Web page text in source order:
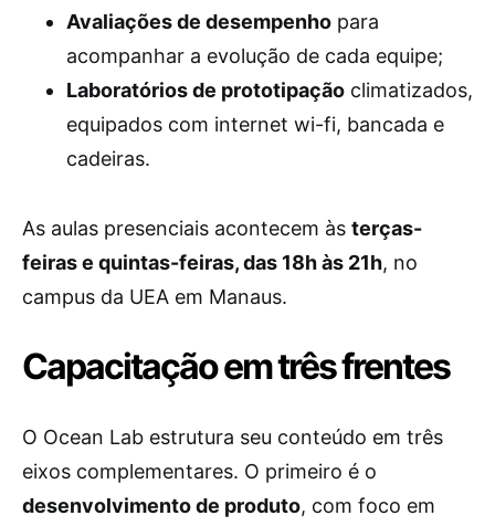
Avaliações de desempenho para
acompanhar a evolução de cada equipe;
Laboratórios de prototipação climatizados,
equipados com internet wi-fi, bancada e
cadeiras.
As aulas presenciais acontecem às terças-
feiras e quintas-feiras, das 18h às 21h, no
campus da UEA em Manaus.
Capacitação em três frentes
O Ocean Lab estrutura seu conteúdo em três
eixos complementares. O primeiro é o
desenvolvimento de produto, com foco em